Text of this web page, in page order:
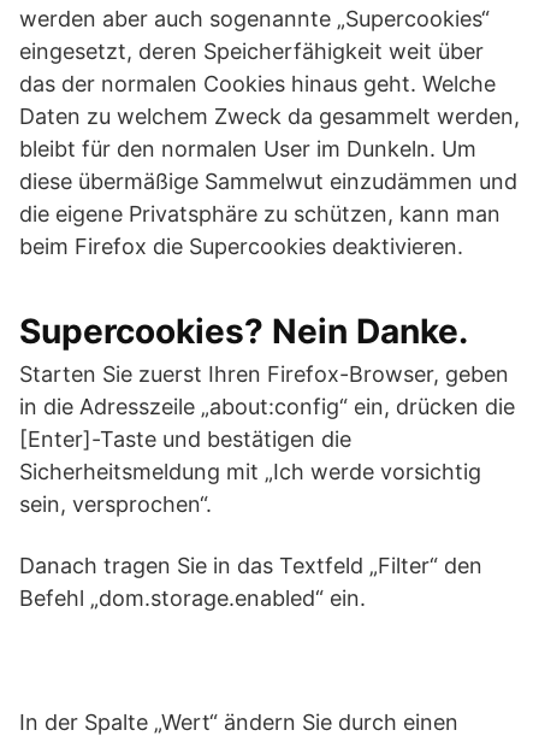
werden aber auch sogenannte „Supercookies“
eingesetzt, deren Speicherfähigkeit weit über
das der normalen Cookies hinaus geht. Welche
Daten zu welchem Zweck da gesammelt werden,
bleibt für den normalen User im Dunkeln. Um
diese übermäßige Sammelwut einzudämmen und
die eigene Privatsphäre zu schützen, kann man
beim Firefox die Supercookies deaktivieren.
Supercookies? Nein Danke.
Starten Sie zuerst Ihren Firefox-Browser, geben
in die Adresszeile „about:config“ ein, drücken die
[Enter]-Taste und bestätigen die
Sicherheitsmeldung mit „Ich werde vorsichtig
sein, versprochen“.
Danach tragen Sie in das Textfeld „Filter“ den
Befehl „dom.storage.enabled“ ein.
In der Spalte „Wert“ ändern Sie durch einen